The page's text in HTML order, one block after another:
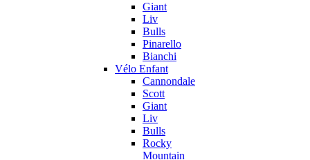
Giant
Liv
Bulls
Pinarello
Bianchi
Vélo Enfant
Cannondale
Scott
Giant
Liv
Bulls
Rocky
Mountain